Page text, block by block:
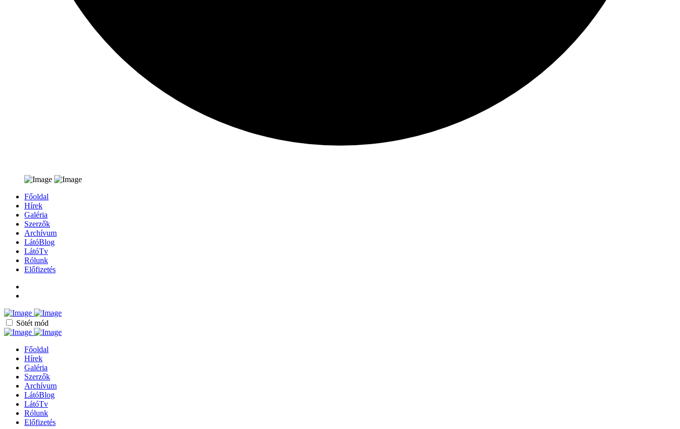
Főoldal
Hírek
Galéria
Szerzők
Archívum
LátóBlog
LátóTv
Rólunk
Előfizetés
Sötét mód
Főoldal
Hírek
Galéria
Szerzők
Archívum
LátóBlog
LátóTv
Rólunk
Előfizetés